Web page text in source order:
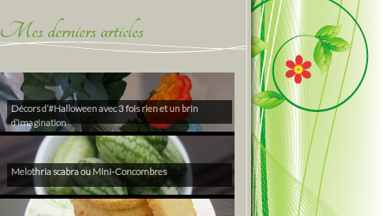
Mes derniers articles
Décors d’#Halloween avec 3 fois rien et un brin
d’imagination
Melothria scabra ou Mini-Concombres